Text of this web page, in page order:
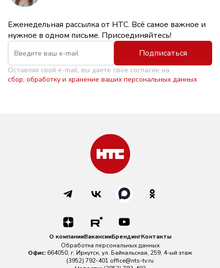
Еженедельная рассылка от НТС. Всё самое важное и
нужное в одном письме. Присоединяйтесь!
Подписаться
Оставляя свой e-mail, вы даете свое согласие на
сбор, обработку и хранение ваших персональных данных
О компанииВакансииБрендингКонтакты
Обработка персональных данных
Офис: 664050, г. Иркутск, ул. Байкальская, 259, 4-ый этаж
(3952) 792-401 office@nts-tv.ru